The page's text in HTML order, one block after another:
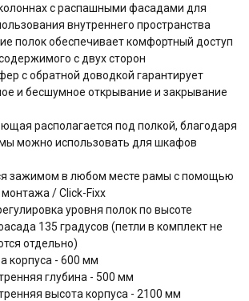
с распашными фасадами для
внутреннего пространства
полок обеспечивает комфортный доступ
с двух сторон
с обратной доводкой гарантирует
и бесшумное открывание и закрывание
располагается под полкой, благодаря
можно использовать для шкафов
зажимом в любом месте рамы с помощью
/ Click-Fixx
уровня полок по высоте
135 градусов (петли в комплект не
отдельно)
корпуса - 600 мм
глубина - 500 мм
высота корпуса - 2100 мм